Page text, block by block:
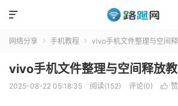

网络分享  手机教程  vivo手机文件整理与空间
vivo手机文件整理与空间释放
2025-08-22 05:18:35 阅读(152) 评论(0) 